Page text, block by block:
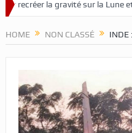
la gravité sur la Lune et Mars
HOME NON CLASSÉ INDE